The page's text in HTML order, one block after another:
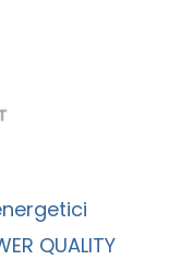
QUALITY